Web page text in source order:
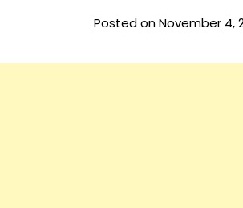
Posted on November 4,